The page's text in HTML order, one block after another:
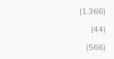
(1.366)
(44)
(566)